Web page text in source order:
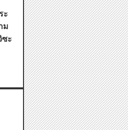
ะ
ม
ซะ